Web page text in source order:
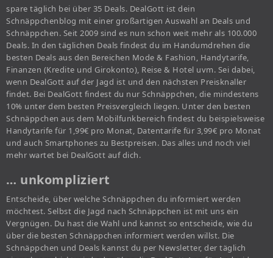
spare täglich bei über 35 Deals. DealGott ist dein
Schnäppchenblog mit einer großartigen Auswahl an Deals und
Schnäppchen. Seit 2009 sind es nun schon weit mehr als 100.000
Deals. In den täglichen Deals findest du im Handumdrehen die
besten Deals aus den Bereichen Mode & Fashion, Handytarife,
Finanzen (Kredite und Girokonto), Reise & Hotel uvm. Sei dabei,
wenn DealGott auf der Jagd ist und den nächsten Preisknaller
findet. Bei DealGott findest du nur Schnäppchen, die mindestens
10% unter dem besten Preisvergleich liegen. Unter den besten
Schnäppchen aus dem Mobilfunkbereich findest du beispielsweise
Handytarife für 1,99€ pro Monat, Datentarife für 3,99€ pro Monat
und auch Smartphones zu Bestpreisen. Das alles und noch viel
mehr wartet bei DealGott auf dich.
… unkompliziert
Entscheide, über welche Schnäppchen du informiert werden
möchtest. Selbst die Jagd nach Schnäppchen ist mit uns ein
Vergnügen. Du hast die Wahl und kannst so entscheide, wie du
über die besten Schnäppchen informiert werden willst. Die
Schnäppchen und Deals kannst du per Newsletter, der täglich